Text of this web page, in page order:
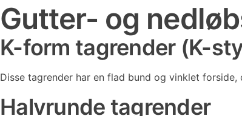
Gutter- og
K-form tagrender (K-
Disse tagrender har en flad bund og vinklet
Halvrunde tagrender